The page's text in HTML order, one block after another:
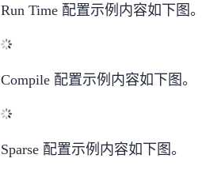
Run Time 配置示例内容如下图。
Compile 配置示例内容如下图。
Sparse 配置示例内容如下图。